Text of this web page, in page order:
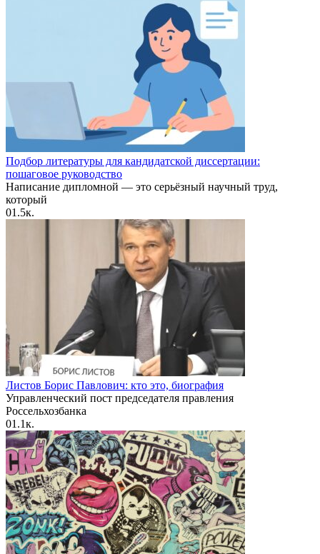
Подбор литературы для кандидатской диссертации:
пошаговое руководство
Написание дипломной — это серьёзный научный труд,
который
01.5к.
Листов Борис Павлович: кто это, биография
Управленческий пост председателя правления
Россельхозбанка
01.1к.